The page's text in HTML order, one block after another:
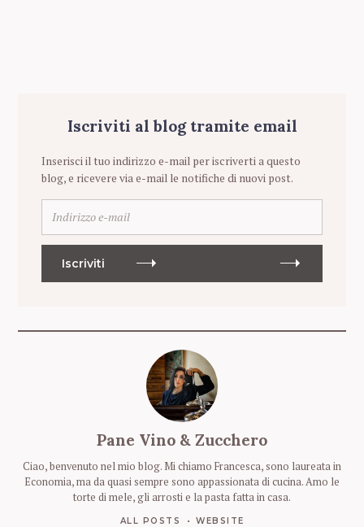
Iscriviti al blog tramite email
Inserisci il tuo indirizzo e-mail per iscriverti a questo
blog, e ricevere via e-mail le notifiche di nuovi post.
d
z
Iscriviti
Pane Vino & Zucchero
Ciao, benvenuto nel mio blog. Mi chiamo Francesca, sono laureata in
Economia, ma da quasi sempre sono appassionata di cucina. Amo le
torte di mele, gli arrosti e la pasta fatta in casa.
ALL POSTS WEBSITE